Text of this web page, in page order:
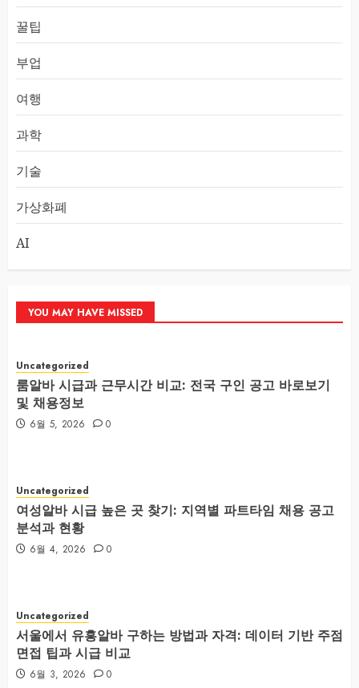
꿀팁
부업
여행
과학
기술
가상화폐
AI
YOU MAY HAVE MISSED
Uncategorized
룸알바 시급과 근무시간 비교: 전국 구인 공고 바로보기
및 채용정보
6월 5, 2026 0
Uncategorized
여성알바 시급 높은 곳 찾기: 지역별 파트타임 채용 공고
분석과 현황
6월 4, 2026 0
Uncategorized
서울에서 유흥알바 구하는 방법과 자격: 데이터 기반 주점
면접 팁과 시급 비교
6월 3, 2026 0